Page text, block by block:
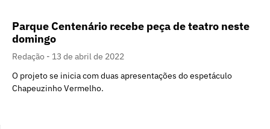
Parque Centenário recebe peça de teatro neste
domingo
Redação
13 de abril de 2022
O projeto se inicia com duas apresentações do espetáculo
Chapeuzinho Vermelho.